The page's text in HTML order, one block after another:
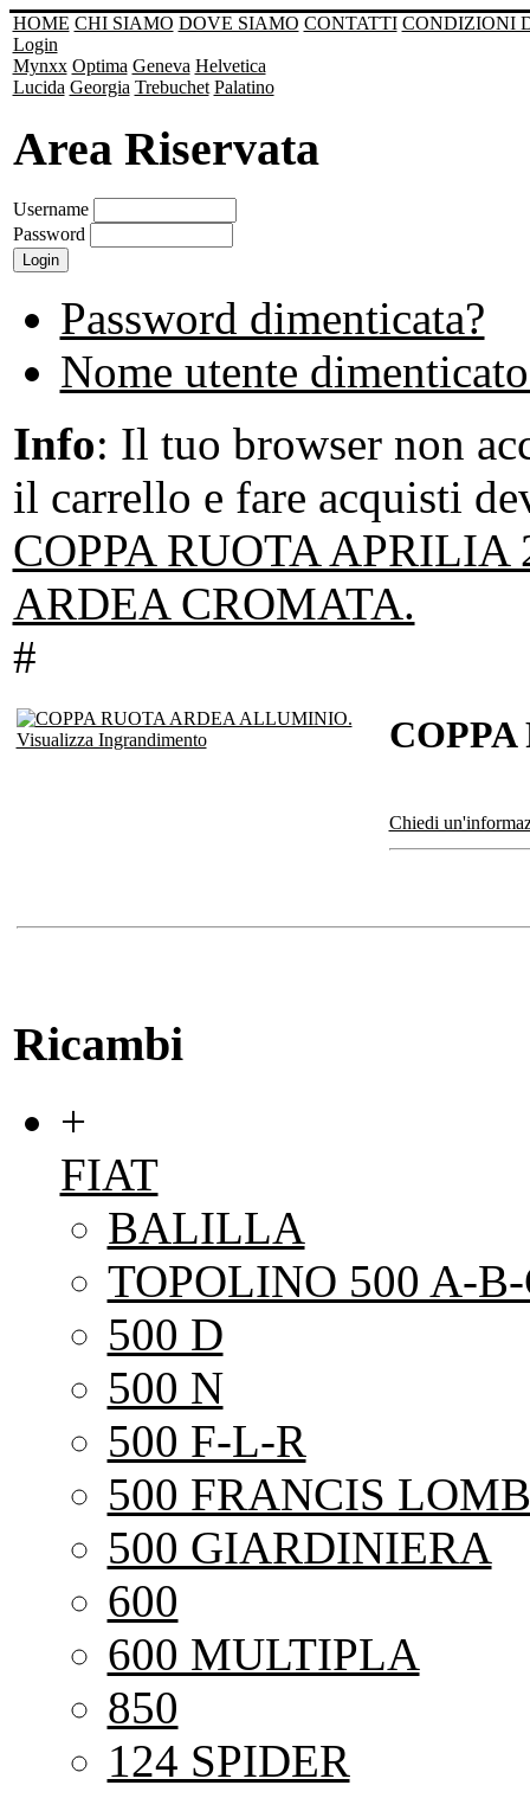
HOME CHI SIAMO DOVE SIAMO CONTATTI CONDIZIONI
Login
Mynxx Optima Geneva Helvetica
Lucida Georgia Trebuchet Palatino
Area Riservata
Username
Password
Password dimenticata?
Nome utente
Info: Il tuo browser non
il carrello e fare acquisti
COPPA RUOTA APRILIA
ARDEA CROMATA.
#
Visualizza Ingrandimento
Chiedi
Ricambi
+
FIAT
BALILLA
TOPOLINO 500 A-
500 D
500 N
500 F-L-R
500 FRANCIS
500 GIARDINIERA
600
600 MULTIPLA
850
124 SPIDER